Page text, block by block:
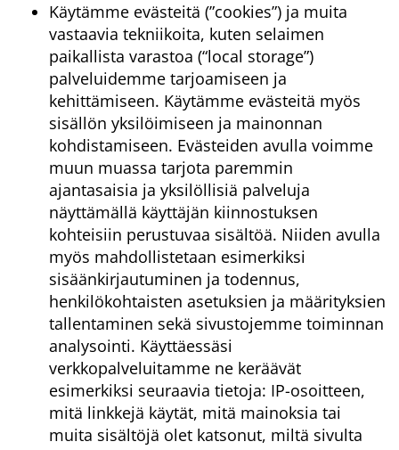
Käytämme evästeitä (”cookies”) ja muita
vastaavia tekniikoita, kuten selaimen
paikallista varastoa (“local storage”)
palveluidemme tarjoamiseen ja
kehittämiseen. Käytämme evästeitä myös
sisällön yksilöimiseen ja mainonnan
kohdistamiseen. Evästeiden avulla voimme
muun muassa tarjota paremmin
ajantasaisia ja yksilöllisiä palveluja
näyttämällä käyttäjän kiinnostuksen
kohteisiin perustuvaa sisältöä. Niiden avulla
myös mahdollistetaan esimerkiksi
sisäänkirjautuminen ja todennus,
henkilökohtaisten asetuksien ja määrityksien
tallentaminen sekä sivustojemme toiminnan
analysointi. Käyttäessäsi
verkkopalveluitamme ne keräävät
esimerkiksi seuraavia tietoja: IP-osoitteen,
mitä linkkejä käytät, mitä mainoksia tai
muita sisältöjä olet katsonut, miltä sivulta